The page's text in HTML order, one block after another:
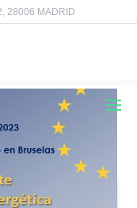
28006 MADRID